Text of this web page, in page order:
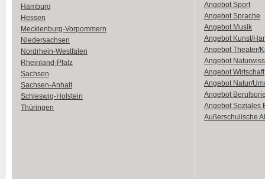
Hamburg
Hessen
Mecklenburg-Vorpommern
Niedersachsen
Nordrhein-Westfalen
Rheinland-Pfalz
Sachsen
Sachsen-Anhalt
Schleswig-Holstein
Thüringen
Angebot Sport
Angebot Sprache
Angebot Musik
Angebot Kunst/
Angebot Theater/
Angebot
Angebot Wirtschaft
Angebot Natur/
Angebot
Angebot Soziales
Außerschulische